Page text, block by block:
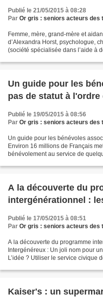
Publié le 21/05/2015 à 08:28
Par Or gris : seniors acteurs des
Femme, mère, grand-mère et
d’Alexandra Horst, psychologue,
(société spécialisée dans l’aide à
Un guide pour les
pas de statut à l'ordre
Publié le 19/05/2015 à 08:56
Par Or gris : seniors acteurs des
Un guide pour les bénévoles
Environ 16 millions de Français
bénévolement au service de
A la découverte du
intergénérationnel :
Publié le 17/05/2015 à 08:51
Par Or gris : seniors acteurs des
A la découverte du programme
Intergénéreux : Un joli nom pour
L’idée ? Utiliser le service civique
Kaiser's : un